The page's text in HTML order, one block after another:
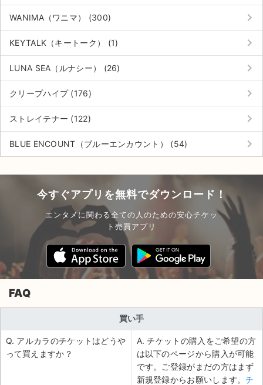
WANIMA（ワニマ） (300) keyboard_arrow_right
KEYTALK（キートーク） (1) keyboard_arrow_right
LUNA SEA（ルナシー） (26) keyboard_arrow_right
クリープハイプ (176) keyboard_arrow_right
ストレイテナー (122) keyboard_arrow_right
BLUE ENCOUNT（ブルーエンカウント） (54) keyboard_arrow_right
今すぐアプリを無料でダウンロード！
エンタメに関わる全ての人のための安心チケッ
ト売買アプリ
FAQ
買い手
Q. アルカラのチケットはどうや
って買えますか？
A. チケットの購入をご希望の方
は以下のページから購入が可能
です。ご登録がまだの方はまず
新規登録からお願いします。チ